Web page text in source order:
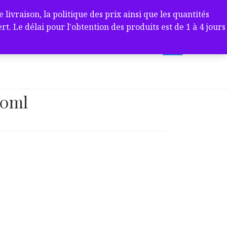
livraison, la politique des prix ainsi que les quantités
Le délai pour l'obtention des produits est de 1 à 4 jours